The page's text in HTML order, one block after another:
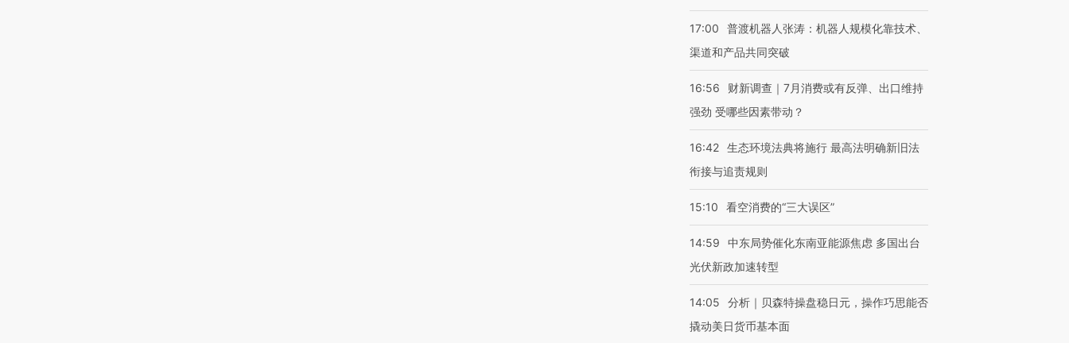
17:00
普渡机器人张涛：机器人规模化靠技术、
渠道和产品共同突破
16:56
财新调查｜7月消费或有反弹、出口维持
强劲 受哪些因素带动？
16:42 生态环境法典将施行 最高法明确新旧法
衔接与追责规则
15:10 看空消费的“三大误区”
14:59
中东局势催化东南亚能源焦虑 多国出台
光伏新政加速转型
14:05
分析｜贝森特操盘稳日元，操作巧思能否
撬动美日货币基本面